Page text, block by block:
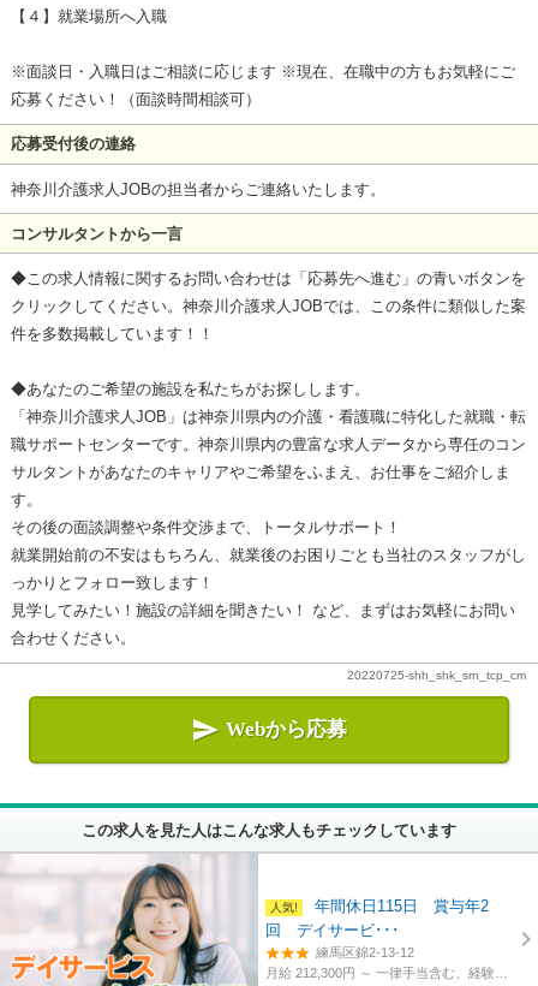
【４】就業場所へ入職
※面談日・入職日はご相談に応じます ※現在、在職中の方もお気軽にご
応募ください！（面談時間相談可）
応募受付後の連絡
神奈川介護求人JOBの担当者からご連絡いたします。
コンサルタントから一言
◆この求人情報に関するお問い合わせは「応募先へ進む」の青いボタンを
クリックしてください。神奈川介護求人JOBでは、この条件に類似した案
件を多数掲載しています！！
◆あなたのご希望の施設を私たちがお探しします。
「神奈川介護求人JOB」は神奈川県内の介護・看護職に特化した就職・転
職サポートセンターです。神奈川県内の豊富な求人データから専任のコン
サルタントがあなたのキャリアやご希望をふまえ、お仕事をご紹介しま
す。
その後の面談調整や条件交渉まで、トータルサポート！
就業開始前の不安はもちろん、就業後のお困りごとも当社のスタッフがし
っかりとフォロー致します！
見学してみたい！施設の詳細を聞きたい！ など、まずはお気軽にお問い
合わせください。
20220725-shh_shk_srn_tcp_cm
 Webから応募
この求人を見た人はこんな求人もチェックしています
年間休日115日 賞与年2
回 デイサービ･･･
練馬区錦2-13-12
月給 212,300円 ～一律手当含む、経験・資格考慮